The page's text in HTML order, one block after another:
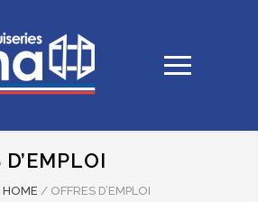
D’EMPLOI
HOME / OFFRES D’EMPLOI